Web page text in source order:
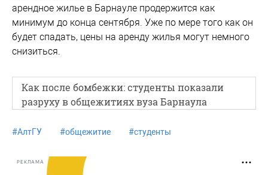
арендное жилье в Барнауле продержится как
минимум до конца сентября. Уже по мере того как он
будет спадать, цены на аренду жилья могут немного
снизиться.
Как после бомбежки: студенты показали
разруху в общежитиях вуза Барнаула
#АлтГУ #общежитие #студенты
РЕКЛАМА